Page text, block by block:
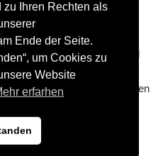
35% Polyester
mit Teilungsnähten und
breite
Saum, Kängurutasche, innen
30° waschbar
zu Ihren Rechten als
Ende der Seite.
um Cookies zu
Website
erfarhen